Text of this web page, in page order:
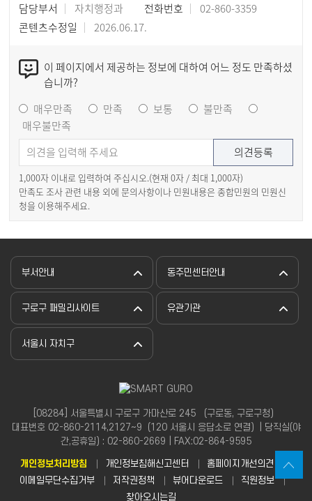
담당부서 자치행정과 전화번호
02-860-3359
콘텐츠수정일
2026.06.17.
이 페이지에서 제공하는 정보에 대하여 어느 정도 만족하셨
습니까?
매우만족
만족 보통
불만족
매우불만족
1,000자 이내로 입력하여 주십시오.(현재 0자 / 최대 1,000자)
만족도 조사 관련 내용 외에 문의사항이나 민원내용은 종합민원의 민원신
청을 이용해주세요.
부서안내 동주민센터안내
구로구 패밀리사이트 유관기관
서울시 자치구
[08284] 서울특별시 구로구 가마산로 245 （구로동, 구로구청）
대표번호 02-860-2114,2127~9（120 서울시 응답소로 연결）| 당직실(야
간,공휴일) : 02-860-2669 | FAX:02-864-9595
개인정보처리방침 개인정보침해신고센터
홈페이지개선의견
이메일무단수집거부
저작권정책 뷰어다운로드
직원정보
찾아오시는길